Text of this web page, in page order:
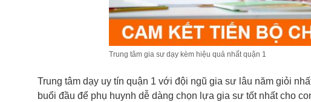
Trung tâm gia sư dạy kèm hiệu quả nhất quận 1
Trung tâm dạy uy tín quận 1 với đội ngũ gia sư lâu năm giỏi
buổi đầu để phụ huynh dễ dàng chọn lựa gia sư tốt nhất cho